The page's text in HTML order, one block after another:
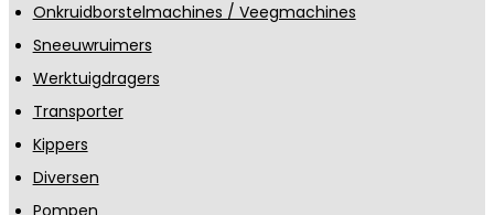
Onkruidborstelmachines / Veegmachines
Sneeuwruimers
Werktuigdragers
Transporter
Kippers
Diversen
Pompen